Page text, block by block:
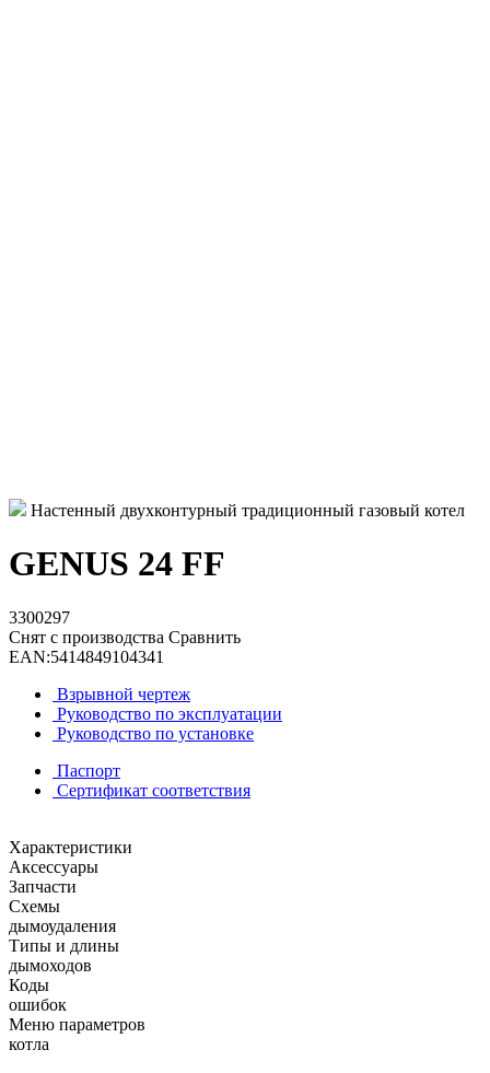
Настенный двухконтурный традиционный газовый котел
GENUS 24 FF
3300297
Снят с производства Сравнить
EAN:5414849104341
Взрывной чертеж
Руководство по эксплуатации
Руководство по установке
Паспорт
Сертификат соответствия
Характеристики
Аксессуары
Запчасти
Схемы
дымоудаления
Типы и длины
дымоходов
Коды
ошибок
Меню параметров
котла